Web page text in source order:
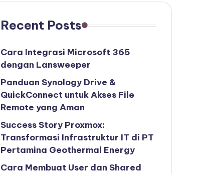
Recent Posts
Cara Integrasi Microsoft 365
dengan Lansweeper
Panduan Synology Drive &
QuickConnect untuk Akses File
Remote yang Aman
Success Story Proxmox:
Transformasi Infrastruktur IT di PT
Pertamina Geothermal Energy
Cara Membuat User dan Shared